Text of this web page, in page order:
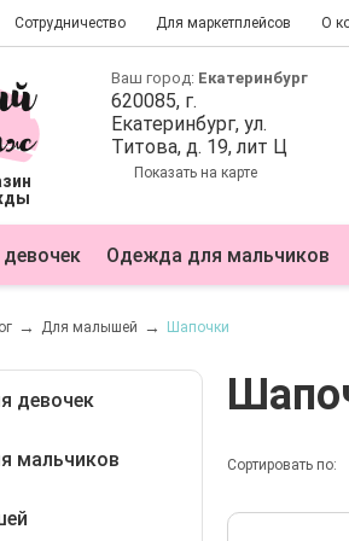
Сотрудничество Для маркетплейсов О
Ваш город: Екатеринбург
620085, г.
Екатеринбург, ул.
Титова, д. 19, лит Ц
Показать на карте
Одежда для мальчиков
Для малышей Шапочки
Сортировать по:
девочек
мальчиков